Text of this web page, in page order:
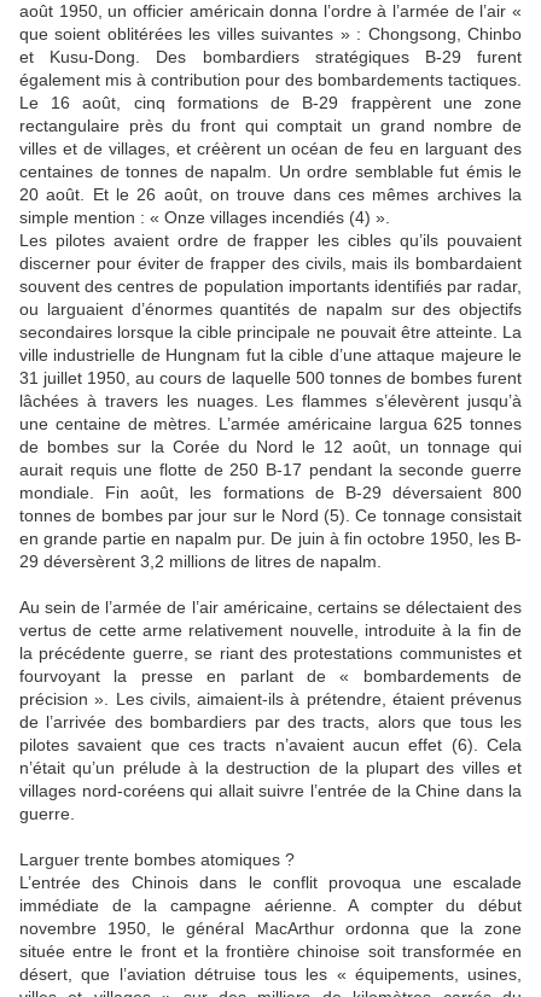
août 1950, un officier américain donna l’ordre à l’armée de l’air «
que soient oblitérées les villes suivantes » : Chongsong, Chinbo
et Kusu-Dong. Des bombardiers stratégiques B-29 furent
également mis à contribution pour des bombardements tactiques.
Le 16 août, cinq formations de B-29 frappèrent une zone
rectangulaire près du front qui comptait un grand nombre de
villes et de villages, et créèrent un océan de feu en larguant des
centaines de tonnes de napalm. Un ordre semblable fut émis le
20 août. Et le 26 août, on trouve dans ces mêmes archives la
simple mention : « Onze villages incendiés (4) ».
Les pilotes avaient ordre de frapper les cibles qu’ils pouvaient
discerner pour éviter de frapper des civils, mais ils bombardaient
souvent des centres de population importants identifiés par radar,
ou larguaient d’énormes quantités de napalm sur des objectifs
secondaires lorsque la cible principale ne pouvait être atteinte. La
ville industrielle de Hungnam fut la cible d’une attaque majeure le
31 juillet 1950, au cours de laquelle 500 tonnes de bombes furent
lâchées à travers les nuages. Les flammes s’élevèrent jusqu’à
une centaine de mètres. L’armée américaine largua 625 tonnes
de bombes sur la Corée du Nord le 12 août, un tonnage qui
aurait requis une flotte de 250 B-17 pendant la seconde guerre
mondiale. Fin août, les formations de B-29 déversaient 800
tonnes de bombes par jour sur le Nord (5). Ce tonnage consistait
en grande partie en napalm pur. De juin à fin octobre 1950, les B-
29 déversèrent 3,2 millions de litres de napalm.
Au sein de l’armée de l’air américaine, certains se délectaient des
vertus de cette arme relativement nouvelle, introduite à la fin de
la précédente guerre, se riant des protestations communistes et
fourvoyant la presse en parlant de « bombardements de
précision ». Les civils, aimaient-ils à prétendre, étaient prévenus
de l’arrivée des bombardiers par des tracts, alors que tous les
pilotes savaient que ces tracts n’avaient aucun effet (6). Cela
n’était qu’un prélude à la destruction de la plupart des villes et
villages nord-coréens qui allait suivre l’entrée de la Chine dans la
guerre.
Larguer trente bombes atomiques ?
L’entrée des Chinois dans le conflit provoqua une escalade
immédiate de la campagne aérienne. A compter du début
novembre 1950, le général MacArthur ordonna que la zone
située entre le front et la frontière chinoise soit transformée en
désert, que l’aviation détruise tous les « équipements, usines,